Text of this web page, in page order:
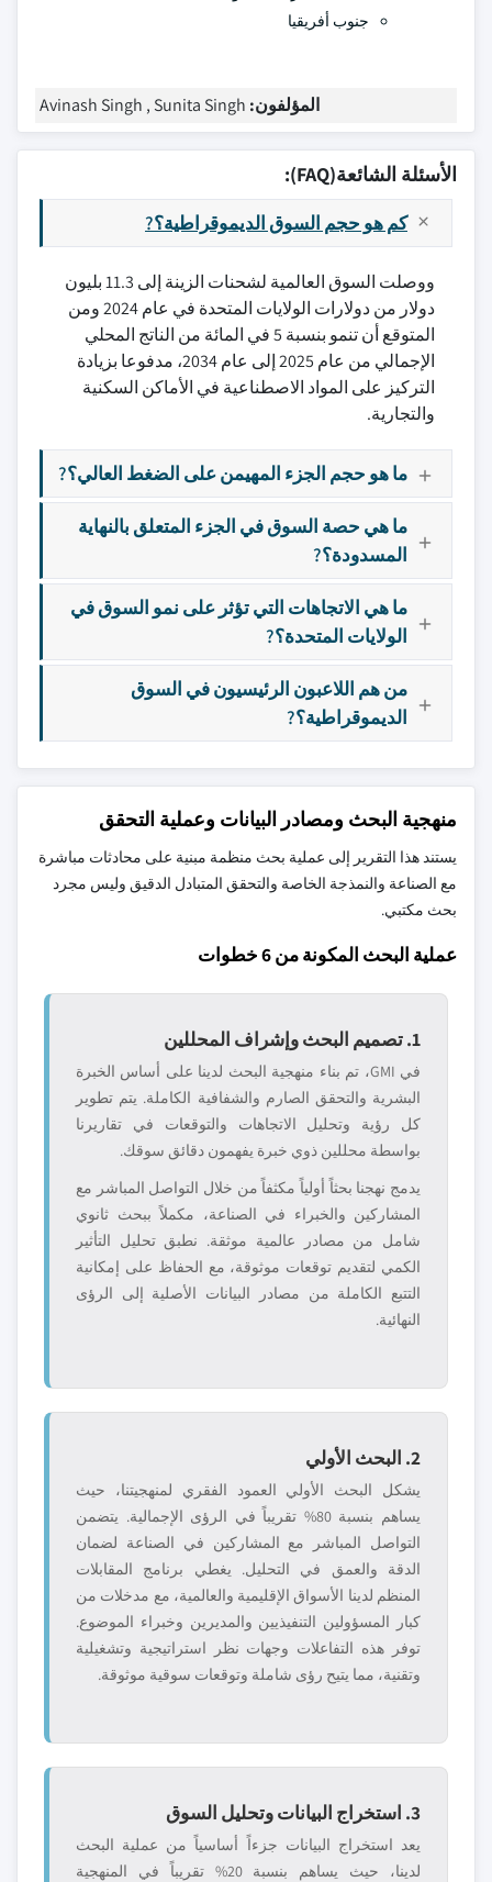
جنوب أفريقيا
المؤلفون: Avinash Singh , Sunita Singh
الأسئلة الشائعة(FAQ):
كم هو حجم السوق الديموقراطية؟?
ووصلت السوق العالمية لشحنات الزينة إلى 11.3 بليون
دولار من دولارات الولايات المتحدة في عام 2024 ومن
المتوقع أن تنمو بنسبة 5 في المائة من الناتج المحلي
الإجمالي من عام 2025 إلى عام 2034، مدفوعا بزيادة
التركيز على المواد الاصطناعية في الأماكن السكنية
والتجارية.
ما هو حجم الجزء المهيمن على الضغط العالي؟?
ما هي حصة السوق في الجزء المتعلق بالنهاية
المسدودة؟?
ما هي الاتجاهات التي تؤثر على نمو السوق في
الولايات المتحدة؟?
من هم اللاعبون الرئيسيون في السوق
الديموقراطية؟?
منهجية البحث ومصادر البيانات وعملية التحقق
يستند هذا التقرير إلى عملية بحث منظمة مبنية على محادثات مباشرة
مع الصناعة والنمذجة الخاصة والتحقق المتبادل الدقيق وليس مجرد
بحث مكتبي.
عملية البحث المكونة من 6 خطوات
1. تصميم البحث وإشراف المحللين
في GMI، تم بناء منهجية البحث لدينا على أساس الخبرة
البشرية والتحقق الصارم والشفافية الكاملة. يتم تطوير
كل رؤية وتحليل الاتجاهات والتوقعات في تقاريرنا
بواسطة محللين ذوي خبرة يفهمون دقائق سوقك.
يدمج نهجنا بحثاً أولياً مكثفاً من خلال التواصل المباشر مع
المشاركين والخبراء في الصناعة، مكملاً ببحث ثانوي
شامل من مصادر عالمية موثقة. نطبق تحليل التأثير
الكمي لتقديم توقعات موثوقة، مع الحفاظ على إمكانية
التتبع الكاملة من مصادر البيانات الأصلية إلى الرؤى
النهائية.
2. البحث الأولي
يشكل البحث الأولي العمود الفقري لمنهجيتنا، حيث
يساهم بنسبة 80% تقريباً في الرؤى الإجمالية. يتضمن
التواصل المباشر مع المشاركين في الصناعة لضمان
الدقة والعمق في التحليل. يغطي برنامج المقابلات
المنظم لدينا الأسواق الإقليمية والعالمية، مع مدخلات من
كبار المسؤولين التنفيذيين والمديرين وخبراء الموضوع.
توفر هذه التفاعلات وجهات نظر استراتيجية وتشغيلية
وتقنية، مما يتيح رؤى شاملة وتوقعات سوقية موثوقة.
3. استخراج البيانات وتحليل السوق
يعد استخراج البيانات جزءاً أساسياً من عملية البحث
لدينا، حيث يساهم بنسبة 20% تقريباً في المنهجية